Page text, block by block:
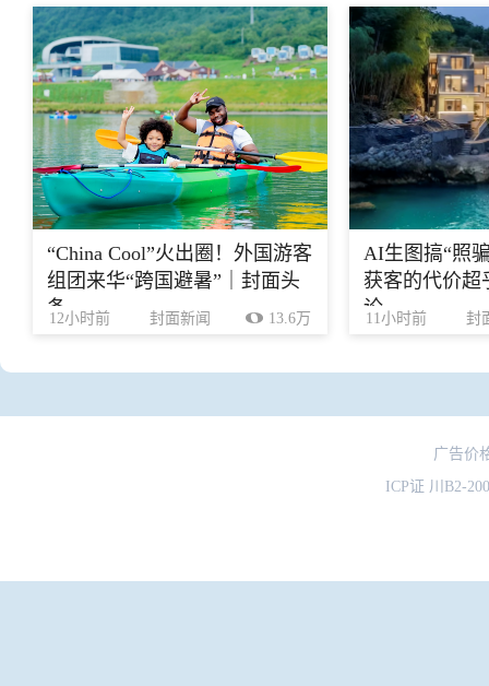
“China Cool”火出圈！外国游客
组团来华“跨国避暑”｜封面头
条
12小时前 封面新闻 13.6万
AI生图搞“照
获客的代价超
论
11小时前 封
广告价
ICP证 川B2-